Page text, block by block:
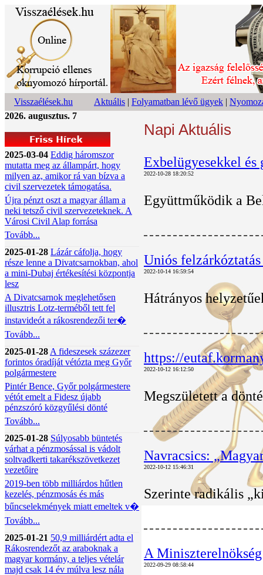
Visszaélések.hu Aktuális | Folyamatban lévő ügyek |
2026. augusztus. 7
2025-03-04 Eddig háromszor
mutatta meg az állampárt, hogy
milyen az, amikor rá van bízva a
civil szervezetek támogatása.
Újra pénzt oszt a magyar állam a
neki tetsző civil szervezeteknek. A
Városi Civil Alap forrása
Tovább...
2025-01-28 Lázár cáfolja, hogy
része lenne a Divatcsarnokban, ahol
a mini-Dubaj értékesítési központja
lesz
A Divatcsarnok meglehetősen
illusztris Lotz-terméből tett fel
instavideót a rákosrendezői ter�
Tovább...
2025-01-28 A fideszesek százezer
forintos óradíját vétózta meg Győr
polgármestere
Pintér Bence, Győr polgármestere
vétót emelt a Fidesz újabb
pénzszóró közgyűlési dönté
Tovább...
2025-01-28 Súlyosabb büntetés
várhat a pénzmosással is vádolt
soltvadkerti takarékszövetkezet
vezetőire
2019-ben több milliárdos hűtlen
kezelés, pénzmosás és más
bűncselekmények miatt emeltek v�
Tovább...
2025-01-21 50,9 milliárdért adta el
Rákosrendezőt az araboknak a
magyar kormány, a teljes vételár
majd csak 14 év múlva lesz nála
Napi Aktuális
Exbelügyesekkel és
2022-10-28 18:20:52
Együttműködik a
Uniós
2022-10-14 16:59:54
Hátrányos
https://
2022-10-12 16:12:50
Megszületett a
Navracsics:
2022-10-12 15:46:31
Szerinte radikális
A
2022-09-29 08:58:44